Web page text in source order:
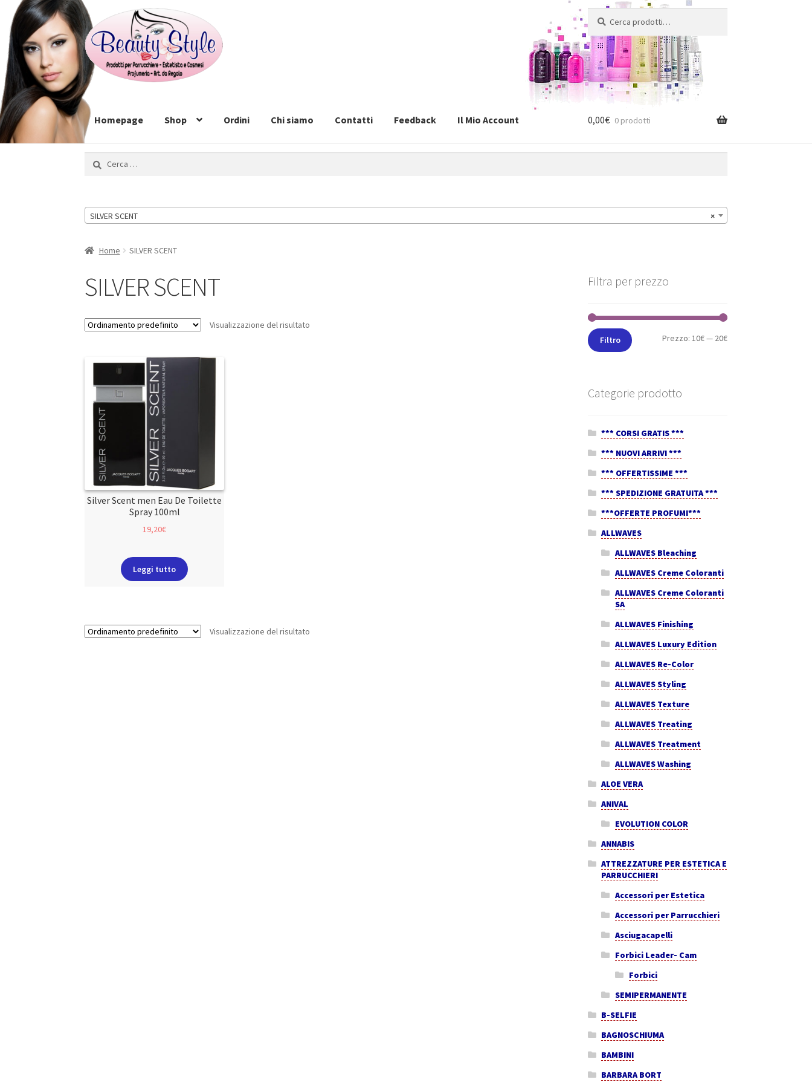
Vai
alla
navigazione
Vai
al
contenuto
Homepage Shop Ordini Chi siamo Contatti Feedback Il Mio Account 0,00€ 0 prodotti
Ricerca
per:
×
SILVER SCENT
Home SILVER SCENT
SILVER SCENT
Visualizzazione del risultato
Silver Scent men Eau De Toilette
Spray 100ml
19,20€
Leggi tutto
Visualizzazione del risultato
Filtra per prezzo
Filtro Prezzo: 10€— 20€
Categorie prodotto
*** CORSI GRATIS ***
*** NUOVI ARRIVI ***
*** OFFERTISSIME ***
*** SPEDIZIONE GRATUITA ***
***OFFERTE PROFUMI***
ALLWAVES
ALLWAVES Bleaching
ALLWAVES Creme Coloranti
ALLWAVES Creme Coloranti
SA
ALLWAVES Finishing
ALLWAVES Luxury Edition
ALLWAVES Re-Color
ALLWAVES Styling
ALLWAVES Texture
ALLWAVES Treating
ALLWAVES Treatment
ALLWAVES Washing
ALOE VERA
ANIVAL
EVOLUTION COLOR
ANNABIS
ATTREZZATURE PER ESTETICA E
PARRUCCHIERI
Accessori per Estetica
Accessori per Parrucchieri
Asciugacapelli
Forbici Leader- Cam
Forbici
SEMIPERMANENTE
B-SELFIE
BAGNOSCHIUMA
BAMBINI
BARBARA BORT